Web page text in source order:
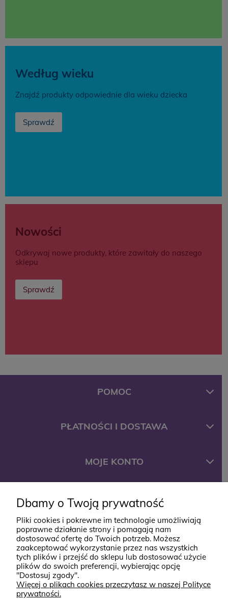
Według wieku
Znajdź produkty odpowiednie dla wieku dziecka
Sprawdź
Nowości
Odkrywaj nowe produkty, które zawitały do naszego
sklepu
Sprawdź
POMOC
PŁATNOŚCI I DOSTAWA
MOJE KONTO
KONTAKT
ul. Jana Styki 12
64-920 Piła
Dbamy o Twoją prywatność
Pliki cookies i pokrewne im technologie umożliwiają
poprawne działanie strony i pomagają nam
dostosować ofertę do Twoich potrzeb. Możesz
zaakceptować wykorzystanie przez nas wszystkich
tych plików i przejść do sklepu lub dostosować użycie
plików do swoich preferencji, wybierając opcję
"Dostosuj zgody".
Więcej o plikach cookies przeczytasz w naszej Polityce
prywatności.